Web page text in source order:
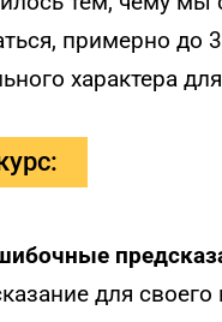
примерно до
характера
для